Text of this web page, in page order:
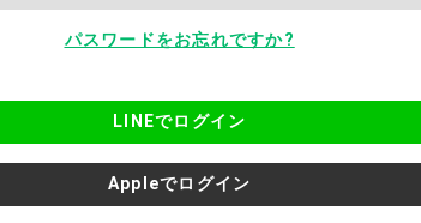
パスワードをお忘れですか?
LINEでログイン
Appleでログイン